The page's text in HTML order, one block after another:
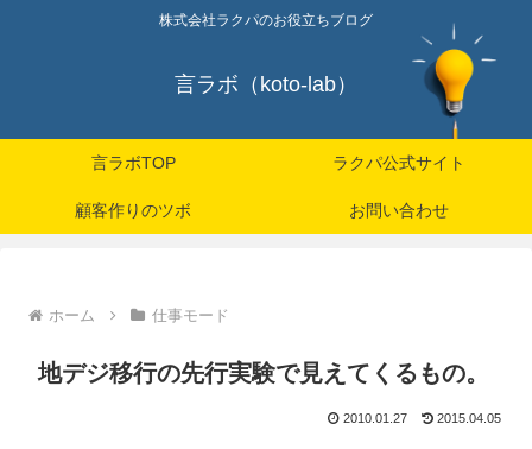
株式会社ラクパのお役立ちブログ
言ラボ（koto-lab）
言ラボTOP ラクパ公式サイト
顧客作りのツボ お問い合わせ
ホーム 仕事モード
地デジ移行の先行実験で見えてくるもの。
2010.01.27 2015.04.05